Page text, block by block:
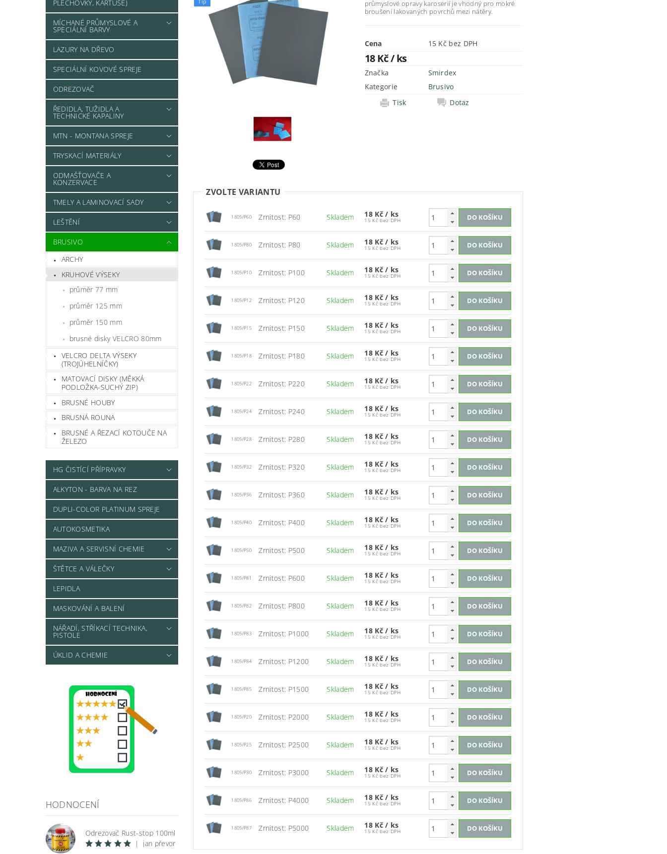
PLECHOVKY, KARTUŠE)
MÍCHANÉ PRŮMYSLOVÉ A
SPECIÁLNÍ BARVY
LAZURY NA DŘEVO
SPECIÁLNÍ KOVOVÉ SPREJE
ODREZOVAČ
ŘEDIDLA, TUŽIDLA A
TECHNICKÉ KAPALINY
MTN - MONTANA SPREJE
TRYSKACÍ MATERIÁLY
ODMAŠŤOVAČE A
KONZERVACE
TMELY A LAMINOVACÍ SADY
LEŠTĚNÍ
BRUSIVO
ARCHY
KRUHOVÉ VÝSEKY
průměr 77 mm
průměr 125 mm
průměr 150 mm
brusné disky VELCRO 80mm
VELCRO DELTA VÝSEKY
(TROJÚHELNÍČKY)
MATOVACÍ DISKY (MĚKKÁ
PODLOŽKA-SUCHÝ ZIP)
BRUSNÉ HOUBY
BRUSNÁ ROUNA
BRUSNÉ A ŘEZACÍ KOTOUČE NA
ŽELEZO
HG ČISTÍCÍ PŘÍPRAVKY
ALKYTON - BARVA NA REZ
DUPLI-COLOR PLATINUM SPREJE
AUTOKOSMETIKA
MAZIVA A SERVISNÍ CHEMIE
ŠTĚTCE A VÁLEČKY
LEPIDLA
MASKOVÁNÍ A BALENÍ
NÁŘADÍ, STŘÍKACÍ TECHNIKA,
PISTOLE
ÚKLID A CHEMIE
HODNOCENÍ
Odrezovač Rust-stop 100ml
|
jan převor
průmyslové opravy karoserií je vhodný pro mokré
broušení lakovaných povrchů mezi nátěry.
Cena 15 Kč bez DPH
18 Kč/ ks
Značka
Smirdex
Kategorie
Brusivo
Tisk
Dotaz
ZVOLTE VARIANTU
1805/P60 Zrnitost: P60 Skladem 18 Kč/ ks
15 Kč bez DPH
1805/P80 Zrnitost: P80 Skladem 18 Kč/ ks
15 Kč bez DPH
1805/P10 Zrnitost: P100 Skladem 18 Kč/ ks
15 Kč bez DPH
1805/P12 Zrnitost: P120 Skladem 18 Kč/ ks
15 Kč bez DPH
1805/P15 Zrnitost: P150 Skladem 18 Kč/ ks
15 Kč bez DPH
1805/P18 Zrnitost: P180 Skladem 18 Kč/ ks
15 Kč bez DPH
1805/P22 Zrnitost: P220 Skladem 18 Kč/ ks
15 Kč bez DPH
1805/P24 Zrnitost: P240 Skladem 18 Kč/ ks
15 Kč bez DPH
1805/P28 Zrnitost: P280 Skladem 18 Kč/ ks
15 Kč bez DPH
1805/P32 Zrnitost: P320 Skladem 18 Kč/ ks
15 Kč bez DPH
1805/P36 Zrnitost: P360 Skladem 18 Kč/ ks
15 Kč bez DPH
1805/P40 Zrnitost: P400 Skladem 18 Kč/ ks
15 Kč bez DPH
1805/P50 Zrnitost: P500 Skladem 18 Kč/ ks
15 Kč bez DPH
1805/P81 Zrnitost: P600 Skladem 18 Kč/ ks
15 Kč bez DPH
1805/P82 Zrnitost: P800 Skladem 18 Kč/ ks
15 Kč bez DPH
1805/P83 Zrnitost: P1000 Skladem 18 Kč/ ks
15 Kč bez DPH
1805/P84 Zrnitost: P1200 Skladem 18 Kč/ ks
15 Kč bez DPH
1805/P85 Zrnitost: P1500 Skladem 18 Kč/ ks
15 Kč bez DPH
1805/P20 Zrnitost: P2000 Skladem 18 Kč/ ks
15 Kč bez DPH
1805/P25 Zrnitost: P2500 Skladem 18 Kč/ ks
15 Kč bez DPH
1805/P30 Zrnitost: P3000 Skladem 18 Kč/ ks
15 Kč bez DPH
1805/P86 Zrnitost: P4000 Skladem 18 Kč/ ks
15 Kč bez DPH
1805/P87 Zrnitost: P5000 Skladem 18 Kč/ ks
15 Kč bez DPH